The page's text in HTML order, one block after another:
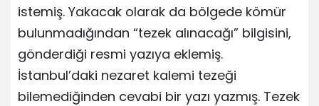
istemiş. Yakacak olarak da bölgede kömür
bulunmadığından “tezek alınacağı” bilgisini,
gönderdiği resmi yazıya eklemiş.
İstanbul’daki nezaret kalemi tezeği
bilemediğinden cevabi bir yazı yazmış. Tezek